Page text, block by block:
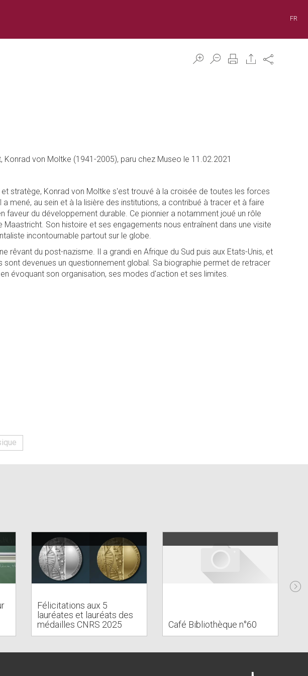
FR
Share
Konrad von Moltke (1941-2005), paru chez Museo le 11.02.2021
et stratège, Konrad von Moltke s'est trouvé à la croisée de toutes les forces
mené, au sein et à la lisière des institutions, a contribué à tracer et à faire
faveur du développement durable. Ce pionnier a notamment joué un rôle
Son histoire et ses engagements nous entraînent dans une visite
incontournable partout sur le globe.
rêvant du post-nazisme. Il a grandi en Afrique du Sud puis aux Etats-Unis, et
devenues un questionnement global. Sa biographie permet de retracer
évoquant son organisation, ses modes d'action et ses limites.
Félicitations aux 5
lauréates et lauréats des
médailles CNRS 2025
Café Bibliothèque n°60